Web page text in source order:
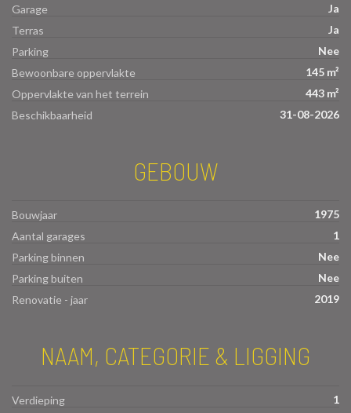
Garage
Ja
Terras
Ja
Parking
Nee
Bewoonbare oppervlakte
145 m²
Oppervlakte van het terrein
443 m²
Beschikbaarheid
31-08-2026
GEBOUW
Bouwjaar
1975
Aantal garages
1
Parking binnen
Nee
Parking buiten
Nee
Renovatie - jaar
2019
NAAM, CATEGORIE & LIGGING
Verdieping 1